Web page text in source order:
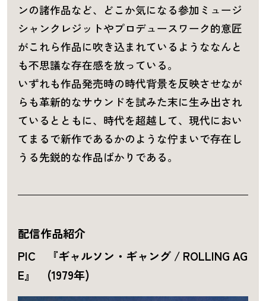
ンの諸作品など、どこか気になる参加ミュージ
シャンクレジットやプロデュースワーク的意匠
がこれら作品に吹き込まれているようななんと
も不思議な存在感を放っている。
いずれも作品発売時の時代背景を反映させなが
らも革新的なサウンドを試みた末に生み出され
ているとともに、時代を超越して、現代におい
てまるで新作であるかのような佇まいで存在し
うる先鋭的な作品ばかりである。
配信作品紹介
PIC 『ギャルソン・ギャング / ROLLING AG
E』 (1979年)